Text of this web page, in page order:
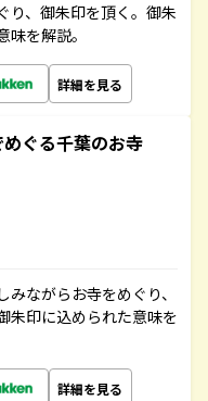
り、御朱印を頂く。御朱
を解説。
詳細を見る
ぐる千葉のお寺
ながらお寺をめぐり、
朱印に込められた意味を
詳細を見る